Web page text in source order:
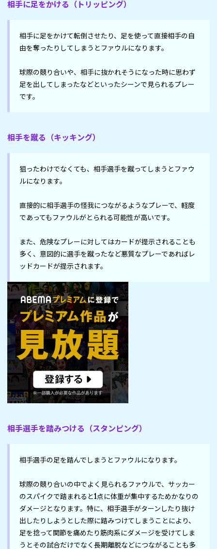
相手に足をかける（トリッピング）
相手に足をかけて転倒させたり、足を使って直接相手の自
由を奪ったりしてしまうとファウルになります。
球際の競り合いや、相手に抜かれそうになった時に思わず
足を出してしまったなどといったシーンで見られるプレー
です。
相手を蹴る（キッキング）
狙ったわけでなくても、相手選手を蹴ってしまうとファウ
ルになります。
直接的に相手選手の怪我につながるようなプレーで、軽度
であってもファウルがとられる可能性が高いです。
また、危険なプレーに対してはカードが提示されることも
多く、意図的に選手を蹴ったなど悪質なプレーであればレ
ッドカードが提示されます。
相手選手を踏みつける（スタンピング）
相手選手の足を踏んでしまうとファウルになります。
球際の競り合いの中でよく見られるファウルで、サッカー
のスパイクで踏まれると1点に体重が集中するためかなりの
ダメージとなります。特に、相手選手がターンしたり抜け
出したりしようとした際に踏みつけてしまうことにより、
足を捻って関節を痛めたり筋肉系にダメージを受けてしま
うとその試合だけでなく長期離脱などにつながることも多